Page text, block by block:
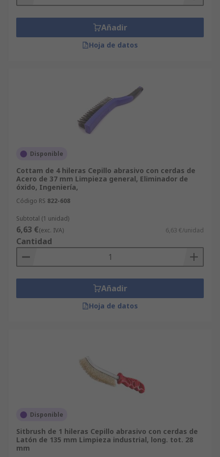
Añadir
Hoja de datos
Disponible
Cottam de 4 hileras Cepillo abrasivo con cerdas de
Acero de 37 mm Limpieza general, Eliminador de
óxido, Ingeniería,
Código RS 822-608
Subtotal (1 unidad)
6,63 €(exc. IVA) 6,63 €/unidad
Cantidad
Añadir
Hoja de datos
Disponible
Sitbrush de 1 hileras Cepillo abrasivo con cerdas de
Latón de 135 mm Limpieza industrial, long. tot. 28
mm